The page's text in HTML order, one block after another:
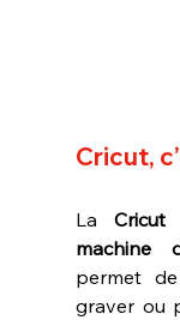
Cricut,
La Cricut
machine
permet de
graver ou